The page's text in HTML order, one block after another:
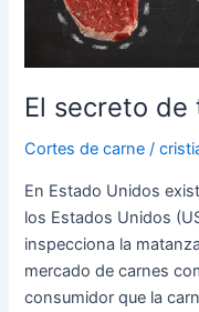
El secreto
Cortes de carne /
En Estado Unidos
los Estados Unidos
inspecciona la
mercado de carnes
consumidor que la